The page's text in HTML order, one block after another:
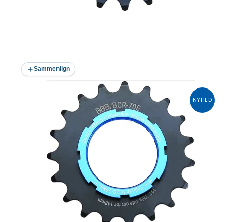
Sammenlign
NYHED